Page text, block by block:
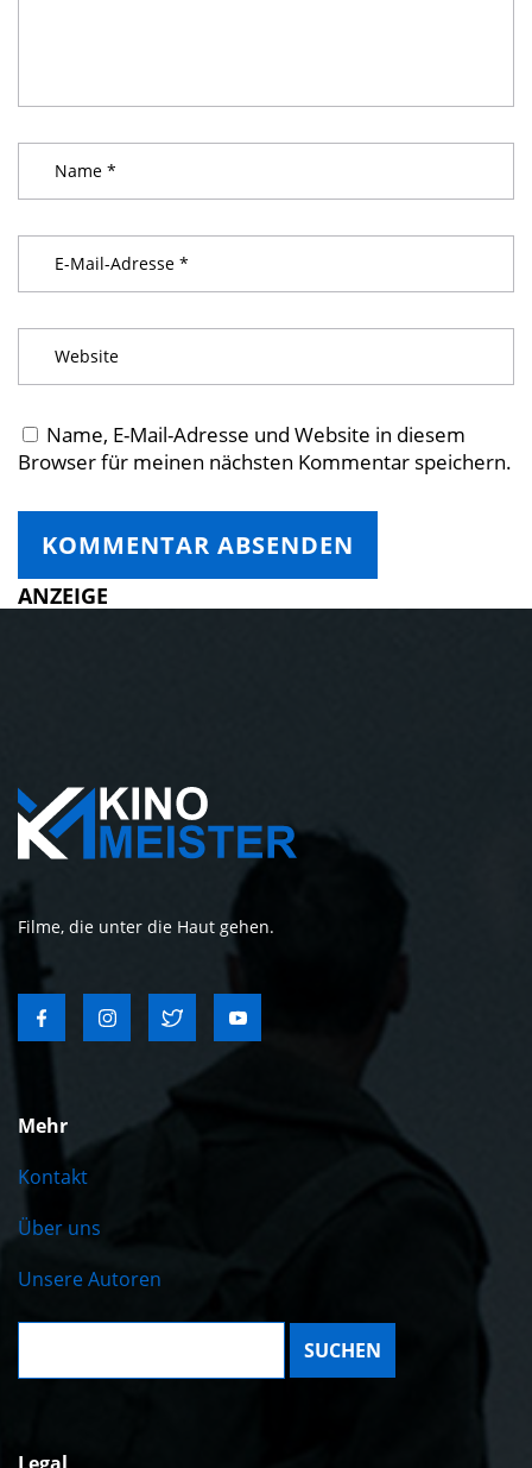
Name, E-Mail-Adresse und Website in diesem
Browser für meinen nächsten Kommentar speichern.
ANZEIGE
Filme, die unter die Haut gehen.
Mehr
Kontakt
Über uns
Unsere Autoren
Suche: